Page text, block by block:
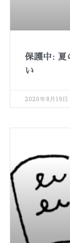
保護中: 夏
い
2020年8月19日